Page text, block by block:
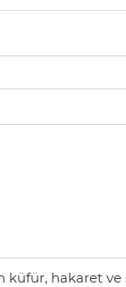
küfür, hakaret ve